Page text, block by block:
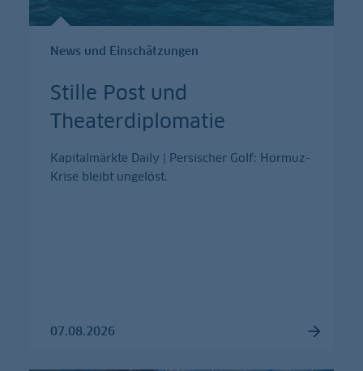
News und Einschätzungen
Stille Post und
Theaterdiplomatie
Kapitalmärkte Daily | Persischer Golf: Hormuz-
Krise bleibt ungelöst.
07.08.2026